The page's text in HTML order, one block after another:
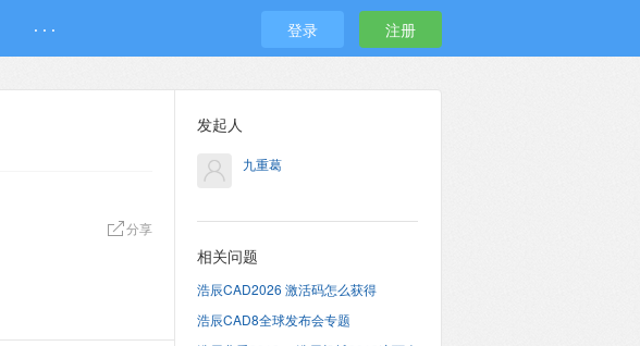
· · · 登录 注册
分享
发起人
九重葛
相关问题
浩辰CAD2026 激活码怎么获得
浩辰CAD8全球发布会专题